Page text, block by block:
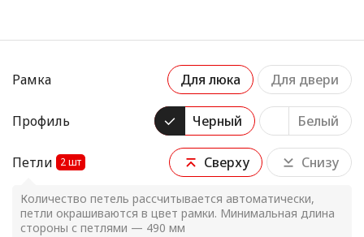
Рамка Для люка Для двери
Профиль Черный Белый
Петли 2шт Сверху Снизу
Количество петель рассчитывается автоматически,
петли окрашиваются в цвет рамки. Минимальная длина
стороны с петлями — 490 мм